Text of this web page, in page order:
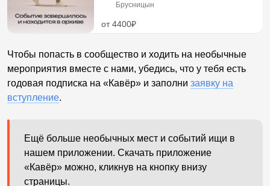
Брусницын
от 4400₽
Чтобы попасть в сообщество и ходить на необычные
мероприятия вместе с нами, убедись, что у тебя есть
годовая подписка на «Кавёр» и заполни заявку на
вступление.
Ещё больше необычных мест и событий ищи в
нашем приложении. Скачать приложение
«Кавёр» можно, кликнув на кнопку внизу
страницы.